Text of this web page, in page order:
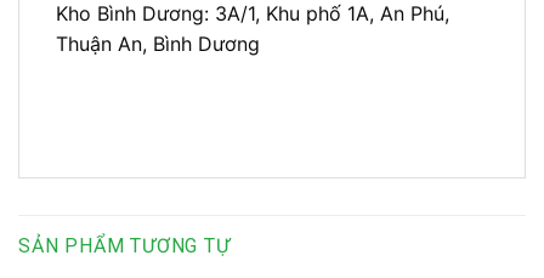
Kho Bình Dương: 3A/1, Khu phố 1A, An Phú,
Thuận An, Bình Dương
SẢN PHẨM TƯƠNG TỰ